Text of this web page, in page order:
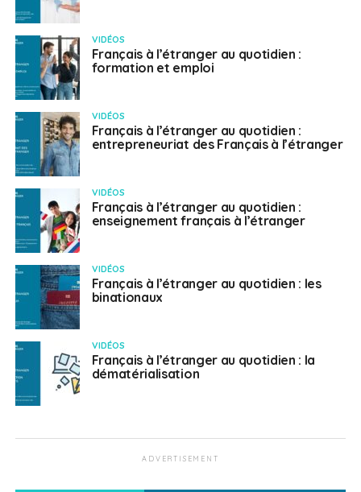
VIDÉOS
Français à l’étranger au quotidien :
formation et emploi
VIDÉOS
Français à l’étranger au quotidien :
entrepreneuriat des Français à l’étranger
VIDÉOS
Français à l’étranger au quotidien :
enseignement français à l’étranger
VIDÉOS
Français à l’étranger au quotidien : les
binationaux
VIDÉOS
Français à l’étranger au quotidien : la
dématérialisation
ADVERTISEMENT